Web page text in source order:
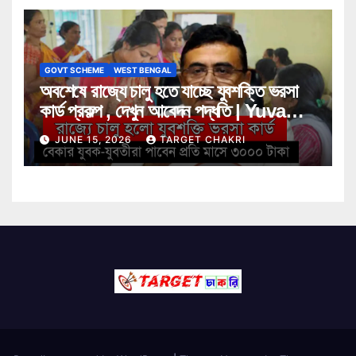
GOVT SCHEME WEST BENGAL
অবশেষে রাজ্যে চালু হতে যাচ্ছে যুবশক্তি ভরসা
কার্ড প্রকল্প , দেখুন আবেদন পদ্ধতি | Yuva
Shakti Bharosa Card Scheme
JUNE 15, 2026 TARGET CHAKRI